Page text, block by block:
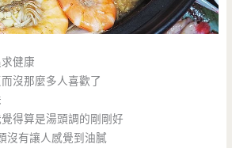
健康
沒那麼多人喜歡了
得算是湯頭調的剛剛好
沒有讓人感覺到油膩